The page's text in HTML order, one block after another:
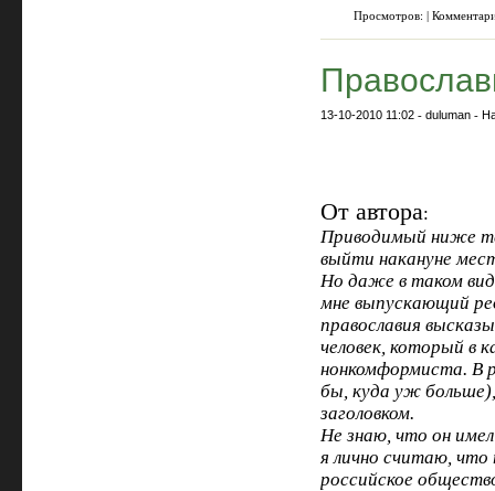
Просмотров: |
13-10-2010 11:02 -duluman -
От автора:
Приводимый ниже
выйти накануне
Но даже в таком
мне выпускающий
православия
человек, который в
нонкомформиста. В
бы, куда уж больше),
заголовком.
Не знаю, что он
я лично считаю, что
российское